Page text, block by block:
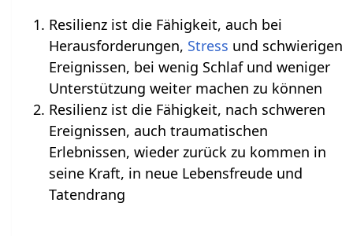
Resilienz ist die Fähigkeit, auch bei
Herausforderungen, Stress und schwierigen
Ereignissen, bei wenig Schlaf und weniger
Unterstützung weiter machen zu können
Resilienz ist die Fähigkeit, nach schweren
Ereignissen, auch traumatischen
Erlebnissen, wieder zurück zu kommen in
seine Kraft, in neue Lebensfreude und
Tatendrang